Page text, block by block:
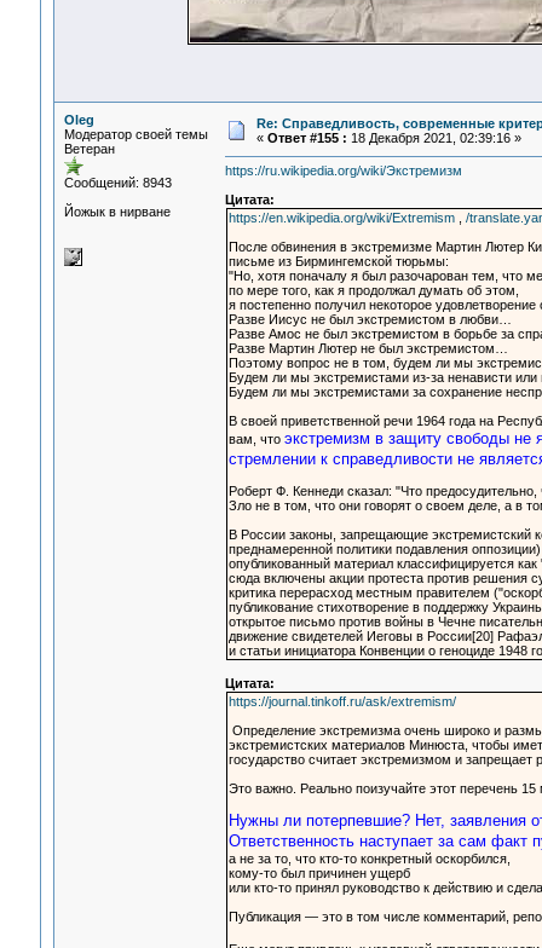
Oleg
Модератор своей темы
Ветеран
Сообщений: 8943
Йожык в нирване
Re: Справедливость, современные
« Ответ #155 : 18 Декабря 2021, 02:39:16 »
https://ru.wikipedia.org/wiki/Экстремизм
Цитата:
https://en.wikipedia.org/wiki/Extremism, /
После обвинения в экстремизме Мартин Лютер
письме из Бирмингемской тюрьмы:
"Но, хотя поначалу я был разочарован тем, что
по мере того, как я продолжал думать об этом,
я постепенно получил некоторое удовлетворение
Разве Иисус не был экстремистом в любви…
Разве Амос не был экстремистом в борьбе за
Разве Мартин Лютер не был экстремистом…
Поэтому вопрос не в том, будем ли мы
Будем ли мы экстремистами из-за ненависти или
Будем ли мы экстремистами за сохранение
В своей приветственной речи 1964 года на
вам, что экстремизм в защиту свободы не
стремлении к справедливости не
Роберт Ф. Кеннеди сказал: "Что
Зло не в том, что они говорят о своем деле, а в
В России законы, запрещающие экстремистский
преднамеренной политики подавления
опубликованный материал классифицируется
сюда включены акции протеста против решения
критика перерасход местным правителем
публикование стихотворение в поддержку
открытое письмо против войны в Чечне
движение свидетелей Иеговы в России[20]
и статьи инициатора Конвенции о геноциде 1948
Цитата:
https://journal.tinkoff.ru/ask/extremism/
Определение экстремизма очень широко и
экстремистских материалов Минюста, чтобы
государство считает экстремизмом и запрещает
Это важно. Реально поизучайте этот перечень
Нужны ли потерпевшие? Нет, заявления
Ответственность наступает за сам факт
а не за то, что кто-то конкретный оскорбился,
кому-то был причинен ущерб
или кто-то принял руководство к действию и
Публикация — это в том числе комментарий,